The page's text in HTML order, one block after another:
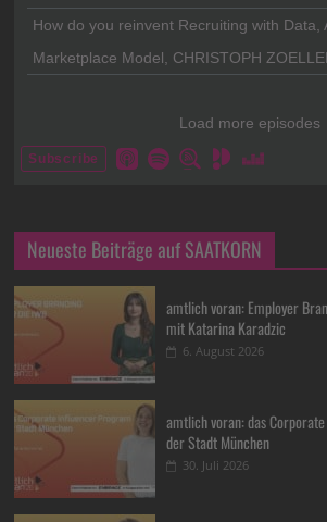
Neueste Beiträge auf SAATKORN
amtlich voran: Employer
mit Katarina Karadzic
6. August 2026
amtlich voran: das
der Stadt München
30. Juli 2026